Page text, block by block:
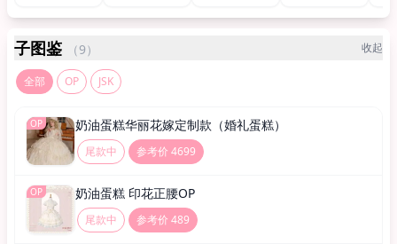
子图鉴 （9） 收起
全部 OP JSK
OP 奶油蛋糕华丽花嫁定制款（婚礼蛋糕）
尾款中 参考价 4699
OP 奶油蛋糕 印花正腰OP
尾款中 参考价 489